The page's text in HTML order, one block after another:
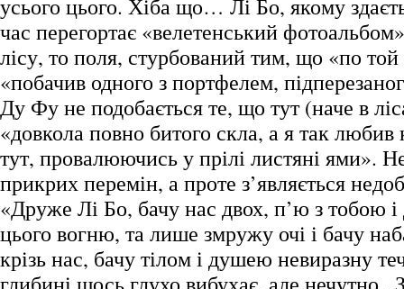
усього цього. Хіба що… Лі Бо, якому
час перегортає «велетенський
лісу, то поля, стурбований тим, що «по той
«побачив одного з портфелем,
Ду Фу не подобається те, що тут (наче в
«довкола повно битого скла, а я так любив
тут, провалюючись у прілі листяні ями».
прикрих перемін, а проте з’являється
«Друже Лі Бо, бачу нас двох, п’ю з тобою
цього вогню, та лише змружу очі і бачу
крізь нас, бачу тілом і душею невиразну